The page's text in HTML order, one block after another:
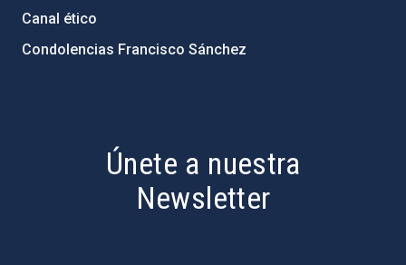
Canal ético
Condolencias Francisco Sánchez
Únete a nuestra
Newsletter